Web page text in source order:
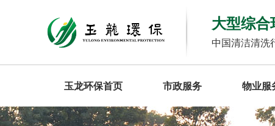
大型综合
中国清洁清洗
玉龙环保首页 市政服务 物业服